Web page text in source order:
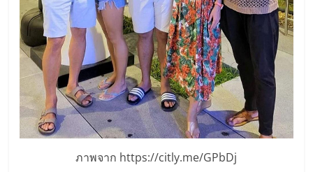
รวม
แฟ
รน
ไชส์
ภาพจาก https://citly.me/GPbDj